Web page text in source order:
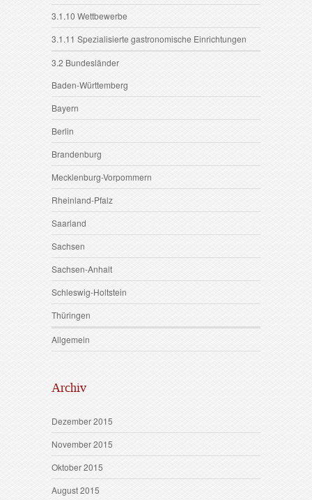
3.1.10 Wettbewerbe
3.1.11 Spezialisierte gastronomische Einrichtungen
3.2 Bundesländer
Baden-Württemberg
Bayern
Berlin
Brandenburg
Mecklenburg-Vorpommern
Rheinland-Pfalz
Saarland
Sachsen
Sachsen-Anhalt
Schleswig-Holtstein
Thüringen
Allgemein
Archiv
Dezember 2015
November 2015
Oktober 2015
August 2015